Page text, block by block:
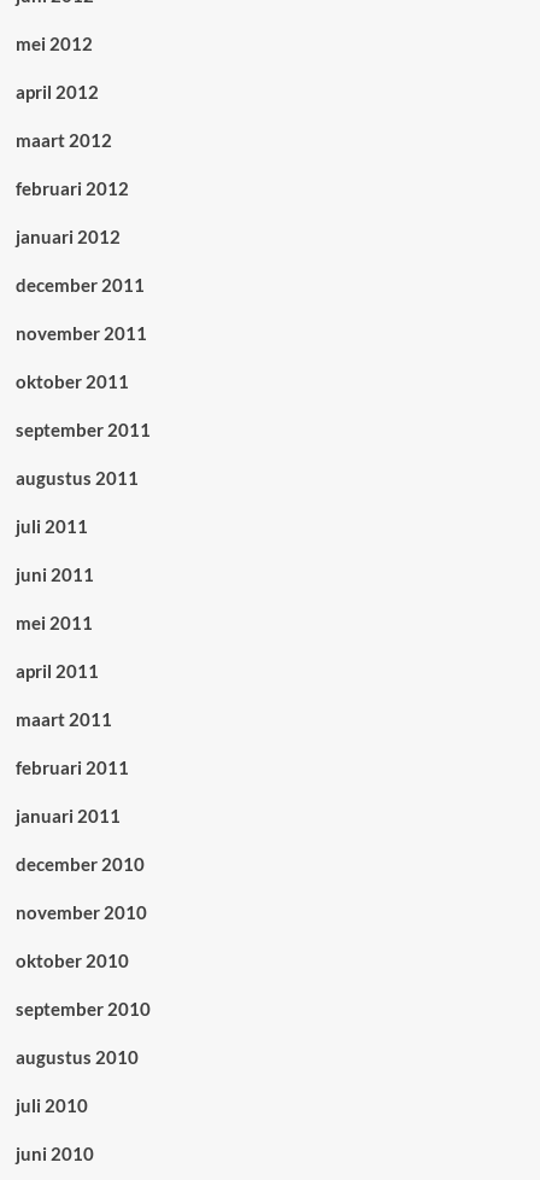
mei 2012
april 2012
maart 2012
februari 2012
januari 2012
december 2011
november 2011
oktober 2011
september 2011
augustus 2011
juli 2011
juni 2011
mei 2011
april 2011
maart 2011
februari 2011
januari 2011
december 2010
november 2010
oktober 2010
september 2010
augustus 2010
juli 2010
juni 2010